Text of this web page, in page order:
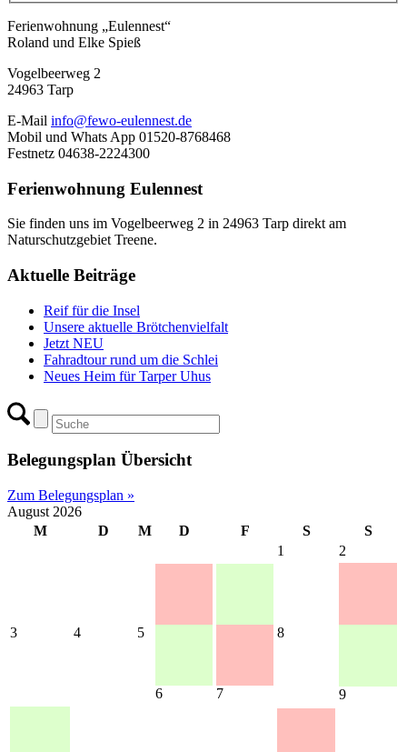
Ferienwohnung „Eulennest“
Roland und Elke Spieß
Vogelbeerweg 2
24963 Tarp
E-Mail info@fewo-eulennest.de
Mobil und Whats App 01520-8768468
Festnetz 04638-2224300
Ferienwohnung Eulennest
Sie finden uns im Vogelbeerweg 2 in 24963 Tarp direkt am
Naturschutzgebiet Treene.
Aktuelle Beiträge
Reif für die Insel
Unsere aktuelle Brötchenvielfalt
Jetzt NEU
Fahradtour rund um die Schlei
Neues Heim für Tarper Uhus
Belegungsplan Übersicht
Zum Belegungsplan »
August 2026
M
D M D F S
S
1
2
3 4 5
6 7
8
9